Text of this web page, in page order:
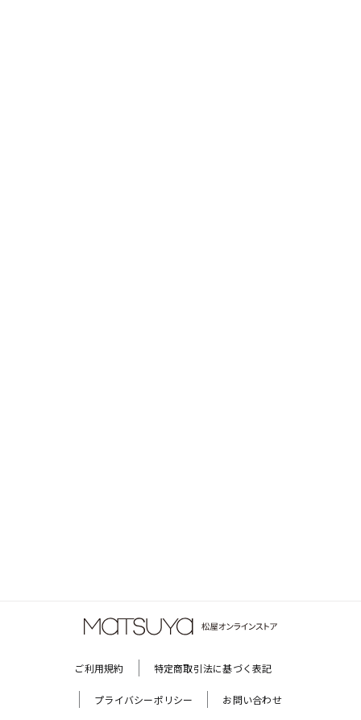
ご利用規約 特定商取引法に基づく表記
プライバシーポリシー お問い合わせ